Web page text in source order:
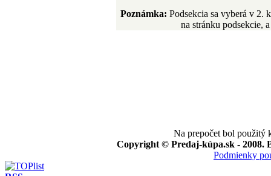
Poznámka: Podsekcia sa vyberá v 2.
na stránku podsekcie,
Na prepočet bol
Copyright © Predaj-kúpa.sk - 2008.
Podmienky